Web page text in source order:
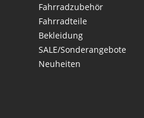
Fahrradzubehör
Fahrradteile
Bekleidung
SALE/Sonderangebote
Neuheiten